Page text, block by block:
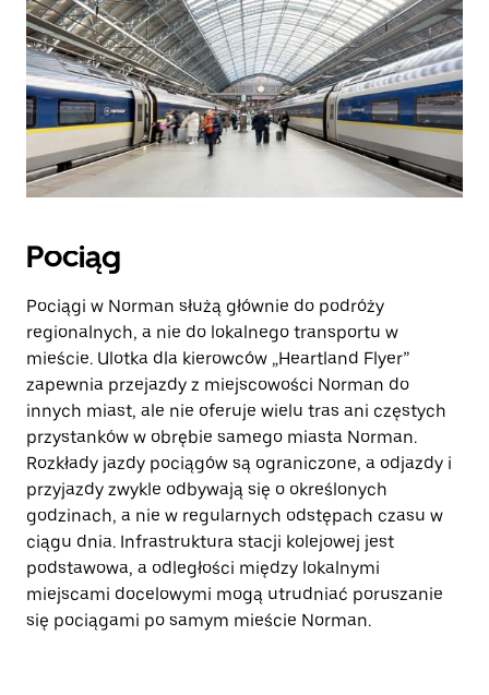
Pociąg
Pociągi w Norman służą głównie do podróży
regionalnych, a nie do lokalnego transportu w
mieście. Ulotka dla kierowców „Heartland Flyer”
zapewnia przejazdy z miejscowości Norman do
innych miast, ale nie oferuje wielu tras ani częstych
przystanków w obrębie samego miasta Norman.
Rozkłady jazdy pociągów są ograniczone, a odjazdy i
przyjazdy zwykle odbywają się o określonych
godzinach, a nie w regularnych odstępach czasu w
ciągu dnia. Infrastruktura stacji kolejowej jest
podstawowa, a odległości między lokalnymi
miejscami docelowymi mogą utrudniać poruszanie
się pociągami po samym mieście Norman.